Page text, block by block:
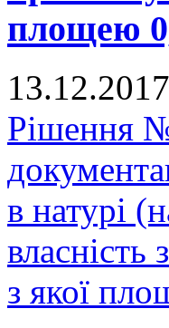
площею
13.12.2017
Рішення
в натурі
з якої